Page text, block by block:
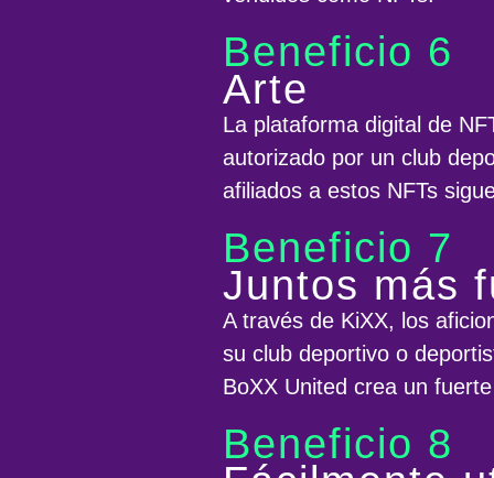
Beneficio 6
Arte
La plataforma digital de
autorizado por un club
afiliados a estos NFTs
Beneficio 7
Juntos más
A través de KiXX, los
su club deportivo o
BoXX United crea un
Beneficio 8